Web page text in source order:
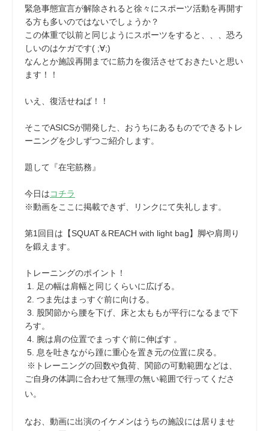
緊急事態宣言が解除されると徐々にスポーツ活動を再開す
る方も多いのではないでしょうか？
この体重で以前と同じようにスポーツをすると、、、恐ろ
しいのはケガです( ;∀;)
なんとか施設再開までに筋力を復活させておきたいと思い
ます！！
いえ、復活せねば！！
そこでASICSが開発した、おうちにあるものでできるトレ
ーニングを少しずつご紹介します。
題して『在宅筋務』
今日はコチラ
※動画をここに掲載できず、リンクにて失礼します。
第1回目は【SQUAT＆REACH with light bag】脚や肩周り
を鍛えます。
トレーニングのポイント！
1. 足の幅は肩幅と同じくらいに広げる。
2. つま先はまっすぐ前に向ける。
3. 股関節から腰を下げ、床と太ももが平行になるまで下
ろす。
4. 腕は肩の位置でまっすぐ前に伸ばす 。
5. 息を吐きながら踵に重心を置き元の位置に戻る。
※トレーニングの回数や負荷、関節の可動範囲などは、
ご自身の体調に合わせて無理の無い範囲で行ってくださ
い。
なお、動画に出演のイケメンはうちの施設には居りませ